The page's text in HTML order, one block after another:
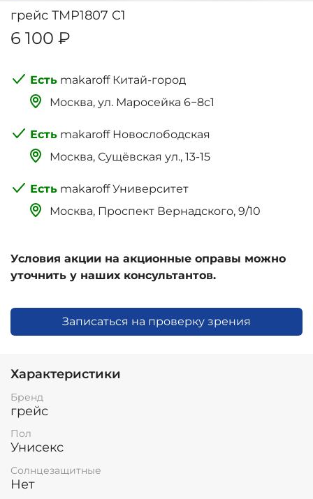
грейс TMP1807 C1
6 100 ₽
makaroff Китай-город
Москва, ‌‌‌‌ул. Маросейка 6−8с1
makaroff Новослободская
Москва, Сущёвская ул., 13-15
makaroff Университет
Москва, Проспект Вернадского, 9/10
Условия акции на акционные оправы можно
уточнить у наших консультантов.
Записаться на проверку зрения
Характеристики
Бренд
грейс
Пол
Унисекс
Солнцезащитные
Нет